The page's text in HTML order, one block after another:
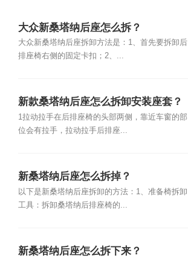
大众新桑塔纳后座怎么拆？
大众新桑塔纳后座拆卸方法是：1、首先要拆卸后
排座椅右侧的固定卡扣；2、...
新款桑塔纳后座怎么拆卸安装座套？
1拉动拉手在后排座椅的头部两侧，靠近车窗的部
位会有拉手，拉动拉手后排座...
新桑塔纳后座怎么拆掉？
以下是新桑塔纳后座拆卸的方法：1、准备椅拆卸
工具：拆卸桑塔纳后排座椅的...
新桑塔纳后座怎么拆下来？